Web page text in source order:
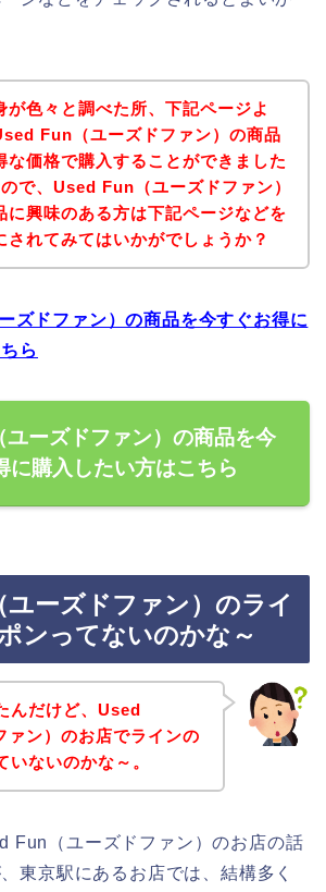
が色々と調べた所、下記ページよ
Fun（ユーズドファン）の商品
な価格で購入することができました
で、Used Fun（ユーズドファン）
に興味のある方は下記ページなどを
されてみてはいかがでしょうか？
ズドファン）の商品を今すぐお得に
ら
ーズドファン）の商品を今
に購入したい方はこちら
ーズドファン）のライ
ンってないのかな～
んだけど、Used
ァン）のお店でラインの
いないのかな～。
Fun（ユーズドファン）のお店の話
東京駅にあるお店では、結構多く